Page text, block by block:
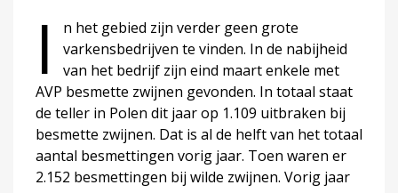
I
n het gebied zijn verder geen grote
varkensbedrijven te vinden. In de nabijheid
van het bedrijf zijn eind maart enkele met
AVP besmette zwijnen gevonden. In totaal staat
de teller in Polen dit jaar op 1.109 uitbraken bij
besmette zwijnen. Dat is al de helft van het totaal
aantal besmettingen vorig jaar. Toen waren er
2.152 besmettingen bij wilde zwijnen. Vorig jaar